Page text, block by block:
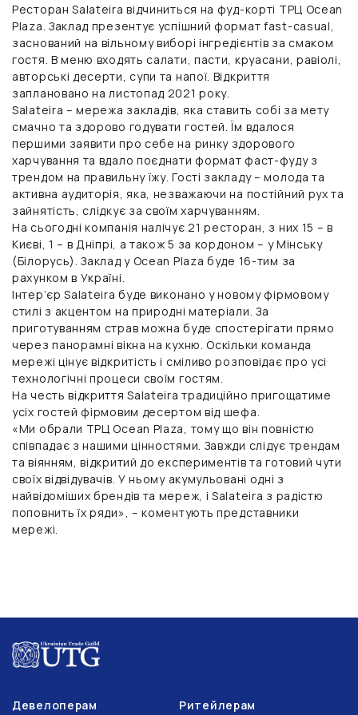
Ресторан Salateira відчиниться на фуд-корті ТРЦ Ocean
Plaza. Заклад презентує успішний формат fast-casual,
заснований на вільному виборі інгредієнтів за смаком
гостя. В меню входять салати, пасти, круасани, равіолі,
авторські десерти, супи та напої. Відкриття
заплановано на листопад 2021 року.
Salateira – мережа закладів, яка ставить собі за мету
смачно та здорово годувати гостей. Їм вдалося
першими заявити про себе на ринку здорового
харчування та вдало поєднати формат фаст-фуду з
трендом на правильну їжу. Гості закладу – молода та
активна аудиторія, яка, незважаючи на постійний рух та
зайнятість, слідкує за своїм харчуванням.
На сьогодні компанія налічує 21 ресторан, з них 15 – в
Києві, 1 – в Дніпрі, а також 5 за кордоном – у Мінську
(Білорусь). Заклад у Ocean Plaza буде 16-тим за
рахунком в Україні.
Інтер’єр Salateira буде виконано у новому фірмовому
стилі з акцентом на природні матеріали. За
приготуванням страв можна буде спостерігати прямо
через панорамні вікна на кухню. Оскільки команда
мережі цінує відкритість і сміливо розповідає про усі
технологічні процеси своїм гостям.
На честь відкриття Salateira традиційно пригощатиме
усіх гостей фірмовим десертом від шефа.
«Ми обрали ТРЦ Ocean Plaza, тому що він повністю
співпадає з нашими цінностями. Завжди слідує трендам
та віянням, відкритий до експериментів та готовий чути
своїх відвідувачів. У ньому акумульовані одні з
найвідоміших брендів та мереж, і Salateira з радістю
поповнить їх ряди», – коментують представники
мережі.
Девелоперам Ритейлерам